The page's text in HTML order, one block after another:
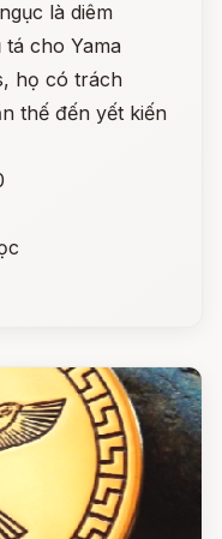
là diêm
tá cho Yama
họ có trách
thế đến yết kiến